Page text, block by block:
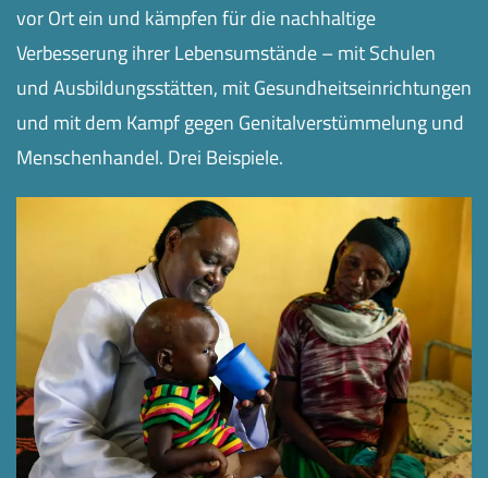
vor Ort ein und kämpfen für die nachhaltige
Verbesserung ihrer Lebensumstände – mit Schulen
und Ausbildungsstätten, mit Gesundheitseinrichtungen
und mit dem Kampf gegen Genitalverstümmelung und
Menschenhandel. Drei Beispiele.